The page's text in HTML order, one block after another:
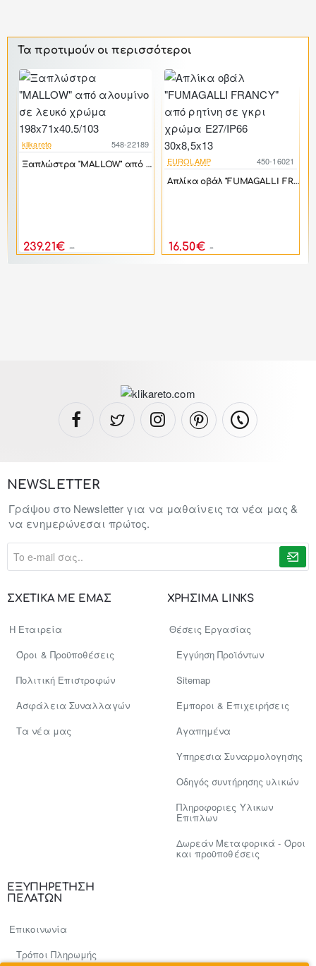
Τα προτιμούν οι περισσότεροι
-44%
klikareto 548-22189
Ξαπλώστρα "MALLOW" από αλουμίνο σε λευκό χρώμα 198x71x40.5/103
239.21€
-17%
EUROLAMP 450-16021
Απλίκα οβάλ "FUMAGALLI FRANCY" από ρητίνη σε γκρι χρώμα E27/IP66 30x8,5x13
16.50€
ΣΧΕΤΙΚΑ ΜΕ ΕΜΑΣ
Η Εταιρεία
Όροι & Προϋποθέσεις
Πολιτική Επιστροφών
Ασφάλεια Συναλλαγών
Tα νέα μας
ΧΡΗΣΙΜΑ LINKS
Θέσεις Εργασίας
Εγγύηση Προϊόντων
Sitemap
Έμποροι & Επιχειρήσεις
Αγαπημένα
Υπηρεσια Συναρμολογησης
Οδηγός συντήρησης υλικών
Πληροφοριες Υλικων
Επιπλων
Δωρεάν Μεταφορικά - Όροι
και προϋποθέσεις
ΕΞΥΠΗΡΕΤΗΣΗ
ΠΕΛΑΤΩΝ
Επικοινωνία
Τρόποι Πληρωμής
NEWSLETTER
Γράψου στο Newsletter για να μαθαίνεις τα νέα μας &
να ενημερώνεσαι πρώτος.
σας..